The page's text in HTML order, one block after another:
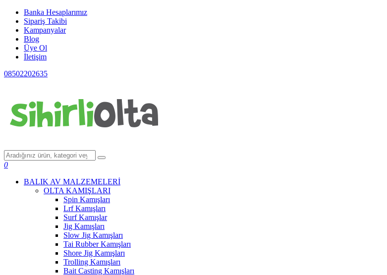
Banka Hesaplarımız
Sipariş Takibi
Kampanyalar
Blog
Üye Ol
İletişim
08502202635
0
BALIK AV MALZEMELERİ
OLTA KAMIŞLARI
Spin Kamışları
Lrf Kamışları
Surf Kamışlar
Jig Kamışları
Slow Jig Kamışları
Tai Rubber Kamışları
Shore Jig Kamışları
Trolling Kamışları
Bait Casting Kamışları